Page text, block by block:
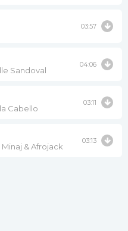
03:57
Sandoval
04:06
Cabello
03:11
& Afrojack
03:13